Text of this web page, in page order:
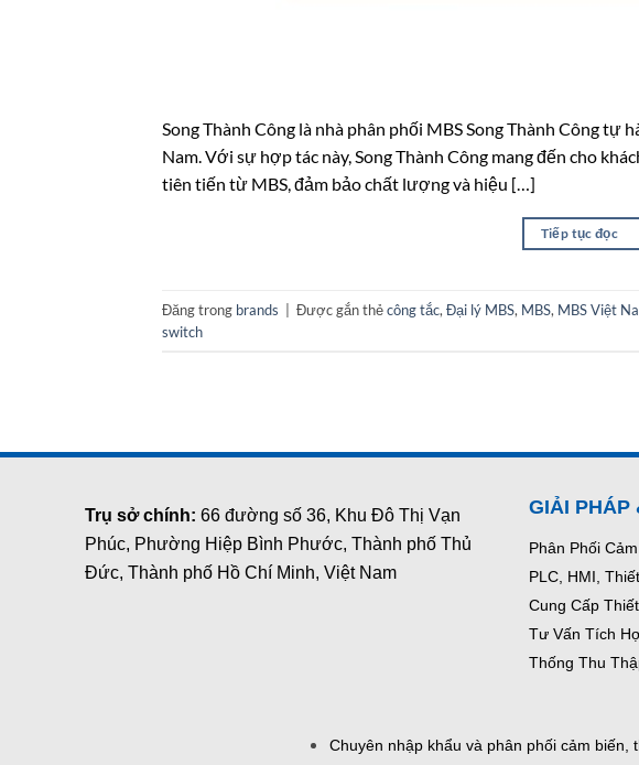
Song Thành Công là nhà phân phối MBS Song Thành Công tự
Nam. Với sự hợp tác này, Song Thành Công mang đến cho
tiên tiến từ MBS, đảm bảo chất lượng và hiệu […]
Tiếp tục đọc
Đăng trong brands Được gắn thẻcông tắc, Đại lý MBS, MBS, MBS Việt
switch
Trụ sở chính: 66 đường số 36, Khu Đô Thị Vạn
Phúc, Phường Hiệp Bình Phước, Thành phố Thủ
Đức, Thành phố Hồ Chí Minh, Việt Nam
GIẢI PHÁP
Phân Phối
PLC, HMI,
Cung Cấp
Tư Vấn Tích
Thống Thu
Chuyên nhập khẩu và phân phối cảm biến,